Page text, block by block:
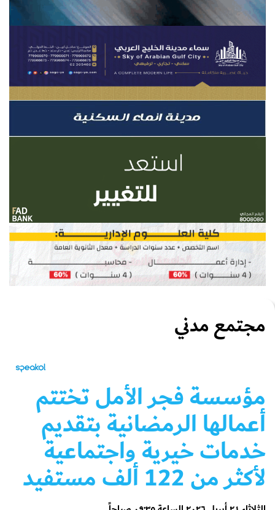
مجتمع مدني
مؤسسة فجر الأمل تختتم
أعمالها الرمضانية بتقديم
خدمات خيرية واجتماعية
لأكثر من 122 ألف مستفيد